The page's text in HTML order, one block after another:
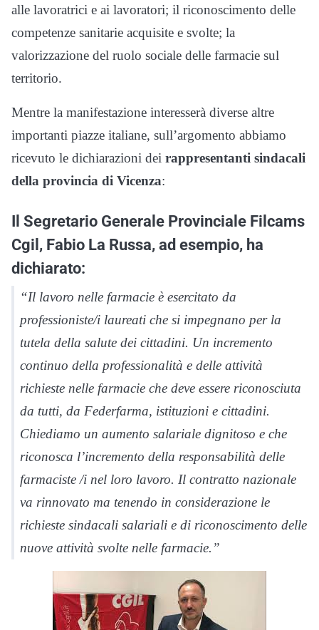
alle lavoratrici e ai lavoratori; il riconoscimento delle
competenze sanitarie acquisite e svolte; la
valorizzazione del ruolo sociale delle farmacie sul
territorio.
Mentre la manifestazione interesserà diverse altre
importanti piazze italiane, sull’argomento abbiamo
ricevuto le dichiarazioni dei rappresentanti sindacali
della provincia di Vicenza:
Il Segretario Generale Provinciale Filcams
Cgil, Fabio La Russa, ad esempio, ha
dichiarato:
“Il lavoro nelle farmacie è esercitato da
professioniste/i laureati che si impegnano per la
tutela della salute dei cittadini. Un incremento
continuo della professionalità e delle attività
richieste nelle farmacie che deve essere riconosciuta
da tutti, da Federfarma, istituzioni e cittadini.
Chiediamo un aumento salariale dignitoso e che
riconosca l’incremento della responsabilità delle
farmaciste /i nel loro lavoro. Il contratto nazionale
va rinnovato ma tenendo in considerazione le
richieste sindacali salariali e di riconoscimento delle
nuove attività svolte nelle farmacie.”